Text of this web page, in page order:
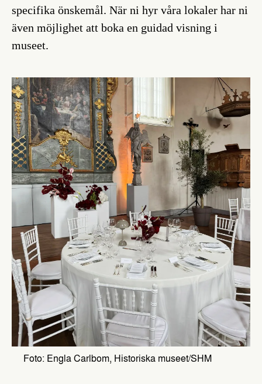
specifika önskemål. När ni hyr våra lokaler har ni
även möjlighet att boka en guidad visning i
museet.
Foto: Engla Carlbom, Historiska museet/SHM